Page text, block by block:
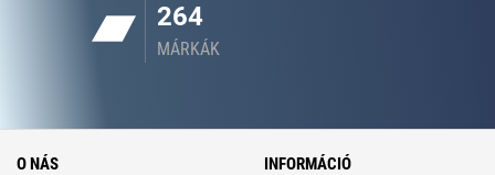
264
MÁRKÁK
O NÁS INFORMÁCIÓ